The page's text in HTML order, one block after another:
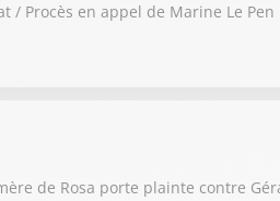
Procès en appel de Marine Le
de Rosa porte plainte contre